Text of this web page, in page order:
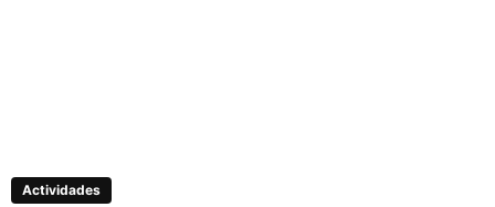
Actividades